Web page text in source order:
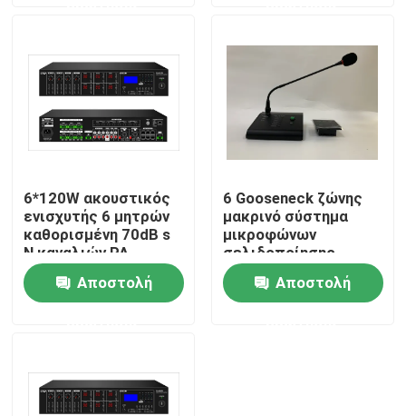
Περίπου εμείς
Γύρος εργοστασίων
Μας ελάτε σε επαφή με
Ειδήσεις
Ενισχυτής συστημάτων PA
6*120W ακουστικός
ενισχυτής 6 μητρών
καθορισμένη 70dB s
Ν καναλιών PA
αναλογία
συστημάτωνΑποστολή
6 Gooseneck ζώνης
μακρινό σύστημα
μικροφώνων
σελιδοποίησης
κλήσης για τον
ακουστικό ενισχυτή
μητρών
Αποστολή